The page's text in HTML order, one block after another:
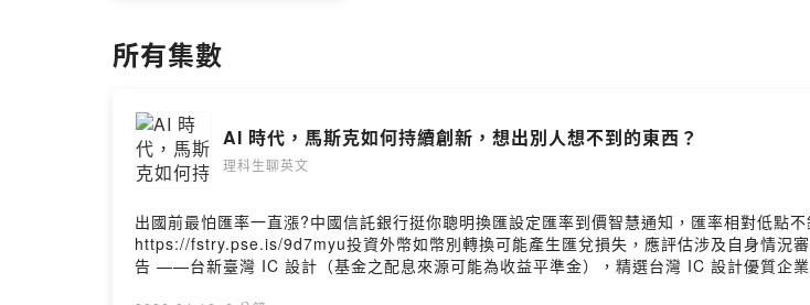
新創PM
https://linktr.ee/cathygirl
所有集數
AI 時代，馬斯克如何持續創新，想出別人想不到的東西？
理科生聊英文
出國前最怕匯率一直漲?中國信託銀行挺你聰明換匯設定匯率到價智慧通知，匯率相對低點
https://fstry.pse.is/9d7myu投資外幣如幣別轉換可能產生匯兌損失，應評估涉及自身情
告 ——台新臺灣 IC 設計（基金之配息來源可能為收益平準金），精選台灣 IC 設計優質企